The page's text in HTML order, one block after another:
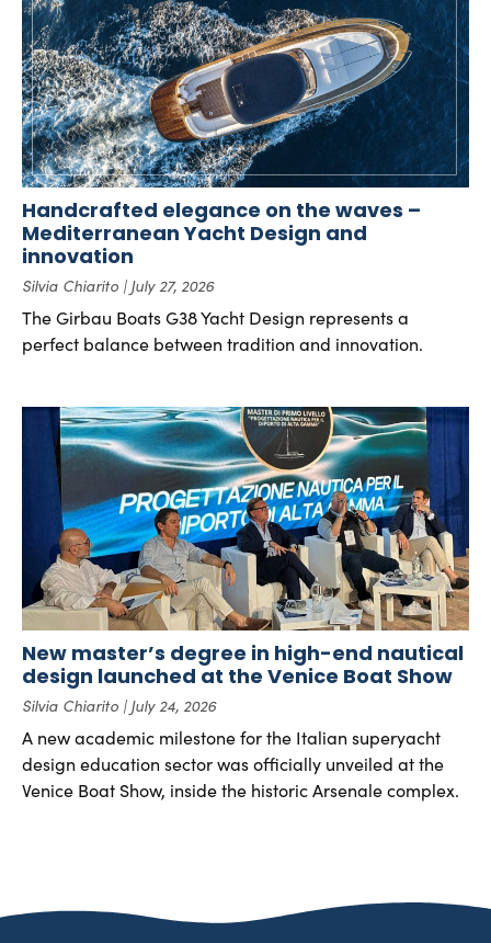
Handcrafted elegance on the waves –
Mediterranean Yacht Design and
innovation
Silvia Chiarito July 27, 2026
The Girbau Boats G38 Yacht Design represents a
perfect balance between tradition and innovation.
New master’s degree in high-end nautical
design launched at the Venice Boat Show
Silvia Chiarito July 24, 2026
A new academic milestone for the Italian superyacht
design education sector was officially unveiled at the
Venice Boat Show, inside the historic Arsenale complex.